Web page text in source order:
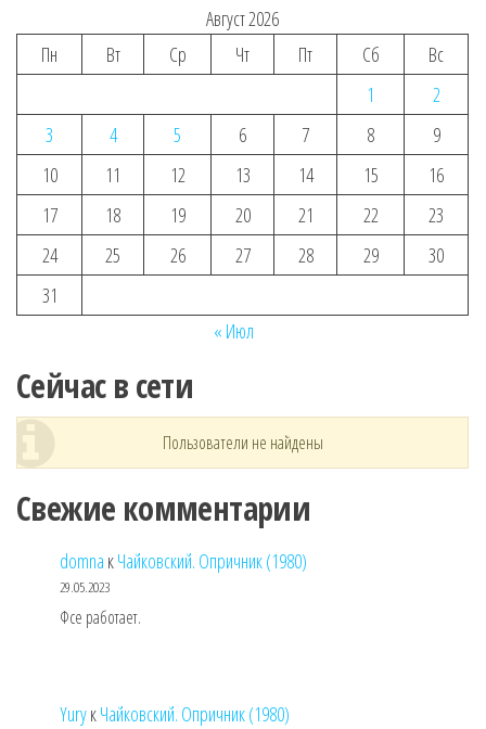
Август 2026
Пн
Вт Ср Чт Пт Сб
Вс
1
2
3
4 5 6 7 8
9
10
11 12 13 14 15
16
17
18 19 20 21 22
23
24
25 26 27 28 29
30
31
« Июл
Сейчас в сети
Пользователи не найдены
Свежие комментарии
domna кЧайковский. Опричник (1980)
29.05.2023
Фсе работает.
YuryкЧайковский. Опричник (1980)